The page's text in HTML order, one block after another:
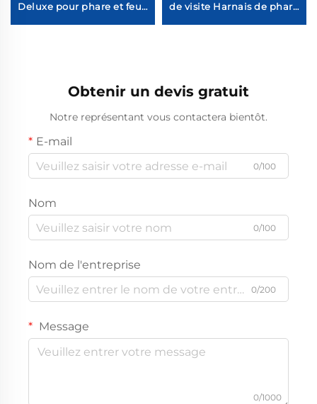
Deluxe pour phare et feu
arrière de voiture Club
de visite Harnais de phare
universel pour charriot de
Obtenir un devis gratuit
Notre représentant vous contactera bientôt.
E-mail
0/100
Nom
0/100
Nom de l'entreprise
0/200
Message
0/1000